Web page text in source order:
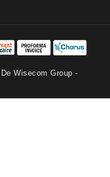
Wisecom Group -